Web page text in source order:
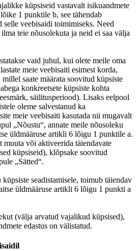
küpsiseid vastavalt isikuandmete
1 punktile b, see tähendab
veebisaidi toimimiseks. Need
teie nõusolekuta ja neid ei saa välja
vaid juhul, kui olete meile oma
meie veebisaiti esimest korda,
saate määrata soovitud küpsiste
konkreetsete küpsiste kohta
säilitusperiood). Lisaks eelpool
oleme salvestanud ka
meie veebisaiti kasutada nii mugavalt
„Nõustu“, annate meile nõusoleku
üldmääruse artikli 6 lõigu 1 punktile a.
muuta või aktiveerida täiendavate
küpsiseid), klõpsake soovitud
„Sätted“.
seadistamisele, toimub täiendav
üldmääruse artikli 6 lõigu 1 punkti a
(välja arvatud vajalikud küpsised),
edastus on välistatud.